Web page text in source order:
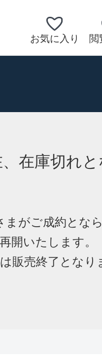
お気に入り 閲
在庫切れ
まがご成約とな
開いたします。
販売終了となり